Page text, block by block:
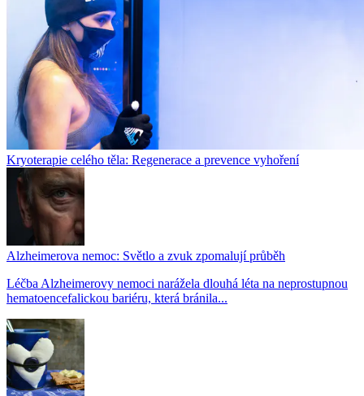
Kryoterapie celého těla: Regenerace a prevence vyhoření
Alzheimerova nemoc: Světlo a zvuk zpomalují průběh
Léčba Alzheimerovy nemoci narážela dlouhá léta na neprostupnou
hematoencefalickou bariéru, která bránila...